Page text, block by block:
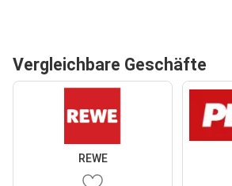
Vergleichbare Geschäfte
REWE